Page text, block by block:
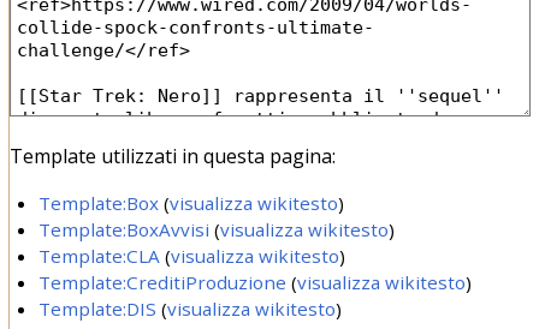
Template utilizzati in questa pagina:
Template:Box (visualizza wikitesto)
Template:BoxAvvisi (visualizza wikitesto)
Template:CLA (visualizza wikitesto)
Template:CreditiProduzione (visualizza wikitesto)
Template:DIS (visualizza wikitesto)